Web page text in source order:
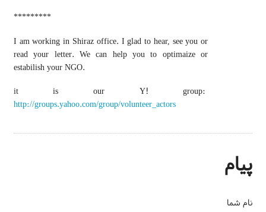
*********
I am working in Shiraz office. I glad to hear, see you or
read your letter. We can help you to optimaize or
estabilish your NGO.
it is our Y! group:
http://groups.yahoo.com/group/volunteer_actors
پیام
نام شما